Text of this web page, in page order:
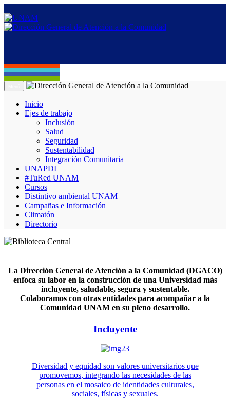
Inicio
Ejes de trabajo
Inclusión
Salud
Seguridad
Sustentabilidad
Integración Comunitaria
UNAPDI
#TuRed UNAM
Cursos
Distintivo ambiental UNAM
Campañas e Información
Climatón
Directorio
La Dirección General de Atención a la Comunidad (DGACO)
enfoca su labor en la construcción de una Universidad más
incluyente, saludable, segura y sustentable.
Colaboramos con otras entidades para acompañar a la
Comunidad UNAM en su pleno desarrollo.
Incluyente
Diversidad y equidad son valores universitarios que
promovemos, integrando las necesidades de las
personas en el mosaico de identidades culturales,
sociales, físicas y sexuales.